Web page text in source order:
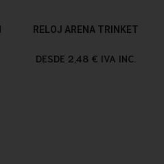
RELOJ ARENA TRINKET
DESDE 2,48 € IVA INC.